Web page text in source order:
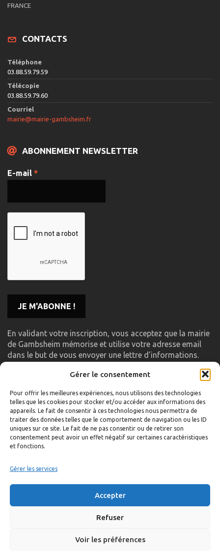
Gérer le consentement
Pour offrir les meilleures expériences, nous utilisons des technologies
telles que les cookies pour stocker et/ou accéder aux informations des
appareils. Le fait de consentir à ces technologies nous permettra de
traiter des données telles que le comportement de navigation ou les ID
uniques sur ce site. Le fait de ne pas consentir ou de retirer son
consentement peut avoir un effet négatif sur certaines caractéristiques
et fonctions.
Gérer les services
Accepter
Refuser
Voir les préférences
FRANCE
CONTACTS
Téléphone
03.88.59.79.59
Télécopie
03.88.59.79.60
Courriel
mairie@mairie-gambsheim.fr
ABONNEMENT NEWSLETTER
E-mail *
En validant votre inscription, vous acceptez que la mairie
de Gambsheim mémorise et utilise votre adresse email
dans le but de vous envoyer une lettre d’informations.
LIENS UTILES
Accueil
Formulaire de contact
Gambs TV
Mentions légales